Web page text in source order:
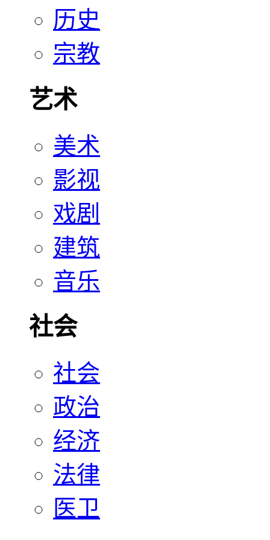
历史
宗教
艺术
美术
影视
戏剧
建筑
音乐
社会
社会
政治
经济
法律
医卫